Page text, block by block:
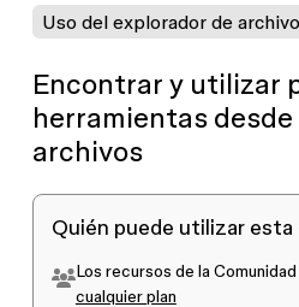
Uso del explorador de
Encontrar y utilizar
herramientas
archivos
Quién puede utilizar
Los recursos de la
cualquier plan